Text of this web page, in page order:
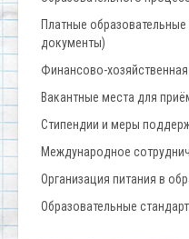
Платные
документы)
Финансово-
Вакантные места для
Стипендии и меры
Международное
Организация питания в
Образовательные